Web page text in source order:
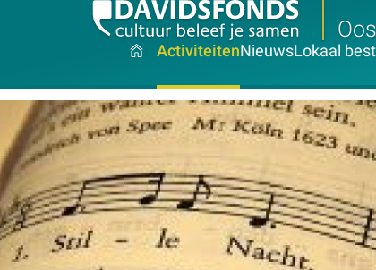
ActiviteitenNieuwsLokaal